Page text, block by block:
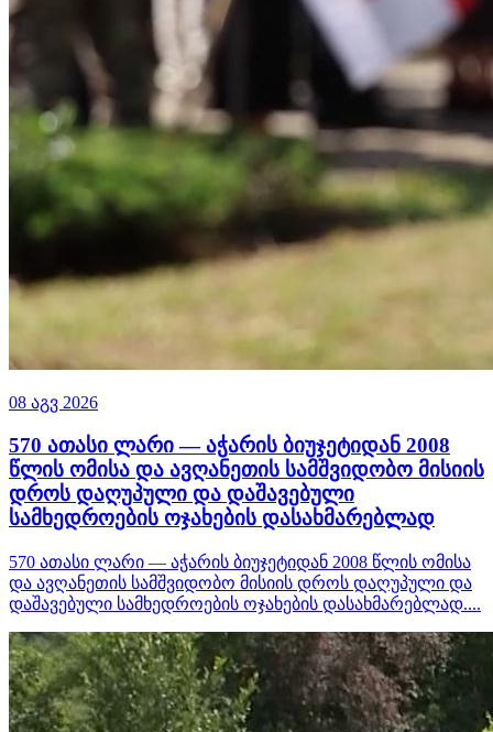
08 აგვ 2026
570 ათასი ლარი — აჭარის ბიუჯეტიდან 2008
წლის ომისა და ავღანეთის სამშვიდობო მისიის
დროს დაღუპული და დაშავებული
სამხედროების ოჯახების დასახმარებლად
570 ათასი ლარი — აჭარის ბიუჯეტიდან 2008 წლის ომისა
და ავღანეთის სამშვიდობო მისიის დროს დაღუპული და
დაშავებული სამხედროების ოჯახების დასახმარებლად....